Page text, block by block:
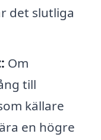
det slutliga
Om
till
källare
en högre